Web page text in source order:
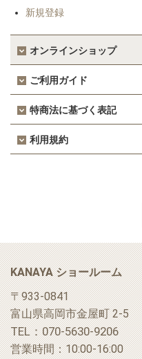
新規登録
オンラインショップ
ご利用ガイド
特商法に基づく表記
利用規約
KANAYA ショールーム
〒933-0841
富山県高岡市金屋町 2-5
TEL：070-5630-9206
営業時間：10:00-16:00